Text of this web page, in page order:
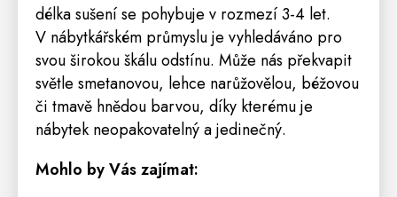
délka sušení se pohybuje v rozmezí 3-4 let.
V nábytkářském průmyslu je vyhledáváno pro
svou širokou škálu odstínu. Může nás překvapit
světle smetanovou, lehce narůžovělou, béžovou
či tmavě hnědou barvou, díky kterému je
nábytek neopakovatelný a jedinečný.
Mohlo by Vás zajímat: